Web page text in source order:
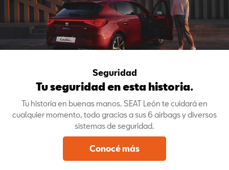
Seguridad
Tu seguridad en esta historia.
Tu historia en buenas manos. SEAT León te cuidará en
cualquier momento, todo gracias a sus 6 airbags y diversos
sistemas de seguridad.
Conocé más